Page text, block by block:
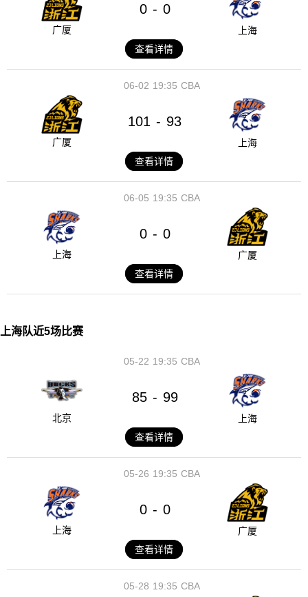
广厦
0 - 0
上海
查看详情
19:35
06-02 CBA
广厦
101 - 93
上海
查看详情
19:35
06-05 CBA
上海
0 - 0
广厦
查看详情
上海队近5场比赛
19:35
05-22 CBA
北京
85 - 99
上海
查看详情
19:35
05-26 CBA
上海
0 - 0
广厦
查看详情
19:35
05-28 CBA